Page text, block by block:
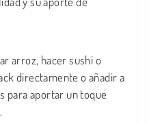
arroz, hacer sushi o
directamente o añadir a
para aportar un toque